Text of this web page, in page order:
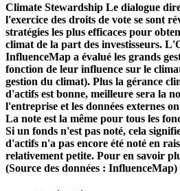
Climate Stewardship Le dialogue
l'exercice des droits de vote se sont
stratégies les plus efficaces pour
climat de la part des investisseurs.
InfluenceMap a évalué les grands
fonction de leur influence sur le
gestion du climat). Plus la gérance
d'actifs est bonne, meilleure sera la
l'entreprise et les données externes
La note est la même pour tous les
Si un fonds n'est pas noté, cela
d'actifs n'a pas encore été noté en
relativement petite. Pour en savoir
(Source des données : InfluenceMap)